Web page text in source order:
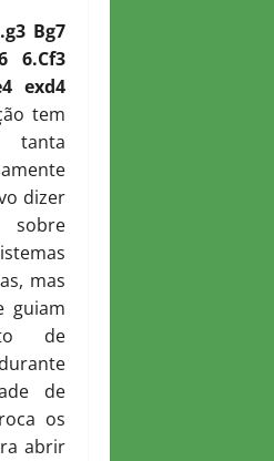
Bg7
6.Cf3
exd4
tem
dizer
sobre
mas
guiam
de
de
os
abrir